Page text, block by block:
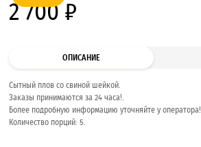
2 700 ₽
ОПИСАНИЕ
Сытный плов со свиной шейкой.
Заказы принимаются за 24 часа!.
Более подробную информацию уточняйте у оператора!.
Количество порций: 5.